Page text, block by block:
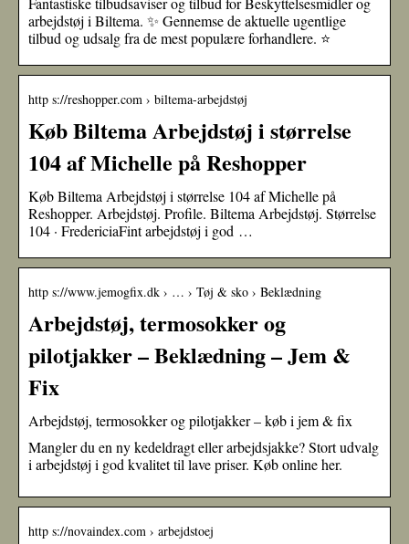
arbejdstøj i Biltema. ✨ Gennemse de aktuelle ugentlige
tilbud og udsalg fra de mest populære forhandlere. ⭐
http s://reshopper.com › biltema-arbejdstøj
Køb Biltema Arbejdstøj i størrelse
104 af Michelle på Reshopper
Køb Biltema Arbejdstøj i størrelse 104 af Michelle på
Reshopper. Arbejdstøj. Profile. Biltema Arbejdstøj. Størrelse
104 · FredericiaFint arbejdstøj i god …
http s://www.jemogfix.dk › … › Tøj & sko › Beklædning
Arbejdstøj, termosokker og
pilotjakker – Beklædning – Jem &
Fix
Arbejdstøj, termosokker og pilotjakker – køb i jem & fix
Mangler du en ny kedeldragt eller arbejdsjakke? Stort udvalg
i arbejdstøj i god kvalitet til lave priser. Køb online her.
http s://novaindex.com › arbejdstoej